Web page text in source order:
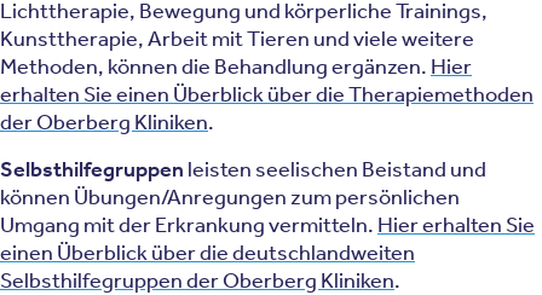
Lichttherapie, Bewegung und körperliche Trainings,
Kunsttherapie, Arbeit mit Tieren und viele weitere
Methoden, können die Behandlung ergänzen. Hier
erhalten Sie einen Überblick über die Therapiemethoden
der Oberberg Kliniken.
Selbsthilfegruppen leisten seelischen Beistand und
können Übungen/Anregungen zum persönlichen
Umgang mit der Erkrankung vermitteln. Hier erhalten Sie
einen Überblick über die deutschlandweiten
Selbsthilfegruppen der Oberberg Kliniken.